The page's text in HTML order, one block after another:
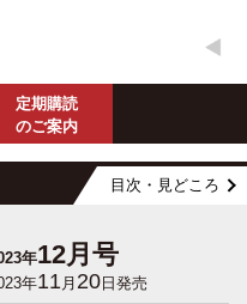
定期購読
のご案内
目次・見どころ
年12月号
年11月 20日発売